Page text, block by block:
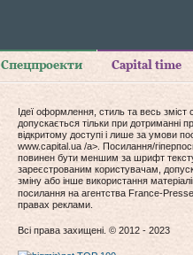
Спецпроекти Capital time
Ідеї оформлення, стиль та весь зміст
допускається тільки при дотриманні
відкритому доступі і лише за умови
www.capital.ua /a>. Посилання/
повинен бути меншим за шрифт тексту
зареєстрованим користувачам,
зміну або інше використання
посилання на агентства France-
правах реклами.
Всі права захищені. © 2012 - 2023